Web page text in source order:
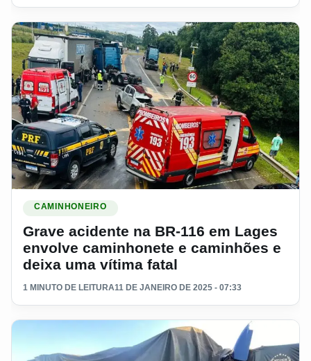
CAMINHONEIRO
Grave acidente na BR-116 em Lages
envolve caminhonete e caminhões e
deixa uma vítima fatal
1 MINUTO DE LEITURA11 DE JANEIRO DE 2025 - 07:33